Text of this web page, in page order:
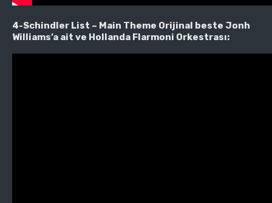
4-Schindler List – Main Theme Orijinal beste Jonh
Williams’a ait ve Hollanda Flarmoni Orkestrası: